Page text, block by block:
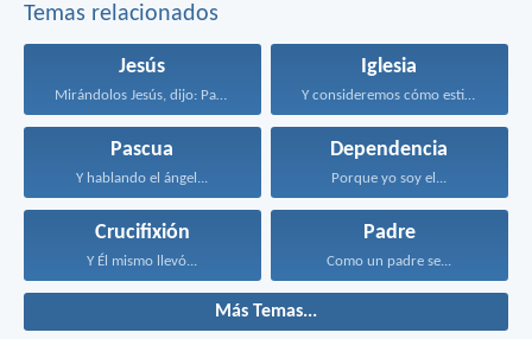
Temas relacionados
Jesús
Mirándolos Jesús, dijo: Para...
Iglesia
Y consideremos cómo estimularnos...
Pascua
Y hablando el ángel...
Dependencia
Porque yo soy el...
Crucifixión
Y Él mismo llevó...
Padre
Como un padre se...
Más Temas...